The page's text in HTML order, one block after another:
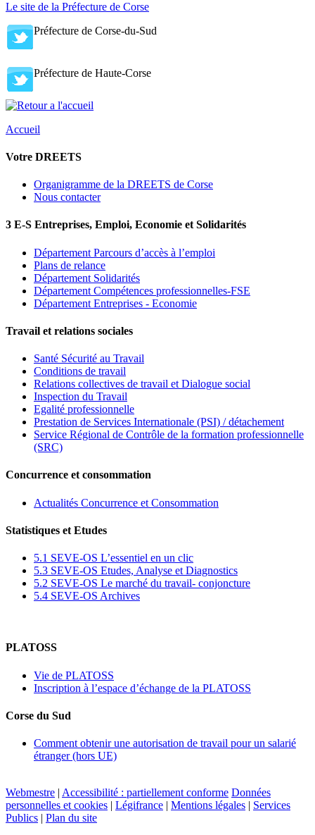
Le site de la Préfecture de Corse
Préfecture de Corse-du-Sud
Préfecture de Haute-Corse
Accueil
Votre DREETS
Organigramme de la DREETS de Corse
Nous contacter
3 E-S Entreprises, Emploi, Economie et Solidarités
Département Parcours d’accès à l’emploi
Plans de relance
Département Solidarités
Département Compétences professionnelles-FSE
Département Entreprises - Economie
Travail et relations sociales
Santé Sécurité au Travail
Conditions de travail
Relations collectives de travail et Dialogue social
Inspection du Travail
Egalité professionnelle
Prestation de Services Internationale (PSI) / détachement
Service Régional de Contrôle de la formation professionnelle
(SRC)
Concurrence et consommation
Actualités Concurrence et Consommation
Statistiques et Etudes
5.1 SEVE-OS L’essentiel en un clic
5.3 SEVE-OS Etudes, Analyse et Diagnostics
5.2 SEVE-OS Le marché du travail- conjoncture
5.4 SEVE-OS Archives
PLATOSS
Vie de PLATOSS
Inscription à l’espace d’échange de la PLATOSS
Corse du Sud
Comment obtenir une autorisation de travail pour un salarié
étranger (hors UE)
Webmestre | Accessibilité : partiellement conforme Données
personnelles et cookies | Légifrance | Mentions légales | Services
Publics | Plan du site